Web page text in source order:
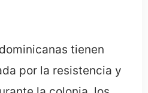
tienen
por la resistencia y